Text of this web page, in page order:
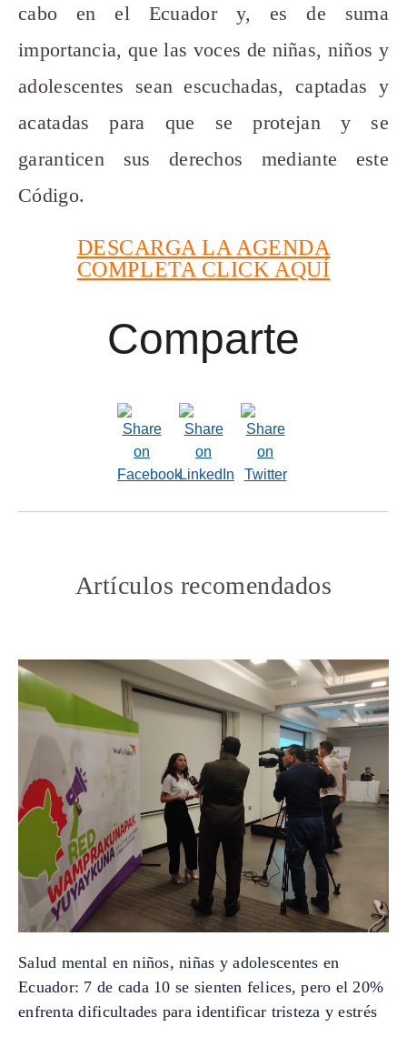
cabo en el Ecuador y, es de suma
importancia, que las voces de niñas, niños y
adolescentes sean escuchadas, captadas y
acatadas para que se protejan y se
garanticen sus derechos mediante este
Código.
DESCARGA LA AGENDA
COMPLETA CLICK AQUÍ
Comparte
Artículos recomendados
Salud mental en niños, niñas y adolescentes en
Ecuador: 7 de cada 10 se sienten felices, pero el 20%
enfrenta dificultades para identificar tristeza y estrés